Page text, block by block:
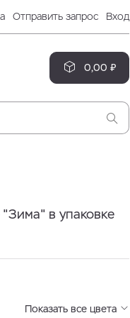
Отправить запрос Вход
0,00 ₽
в упаковке
Показать все цвета